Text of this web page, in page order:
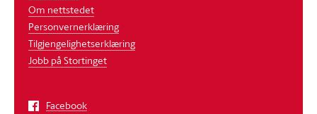
Om nettstedet
Personvernerklæring
Tilgjengelighetserklæring
Jobb på Stortinget
Facebook